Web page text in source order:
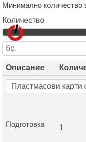
Минимално количество
Количество
Описание
Подготовка
1